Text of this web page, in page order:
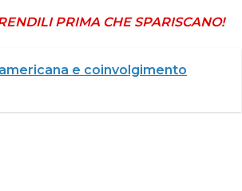
PRIMA CHE SPARISCANO!
e coinvolgimento